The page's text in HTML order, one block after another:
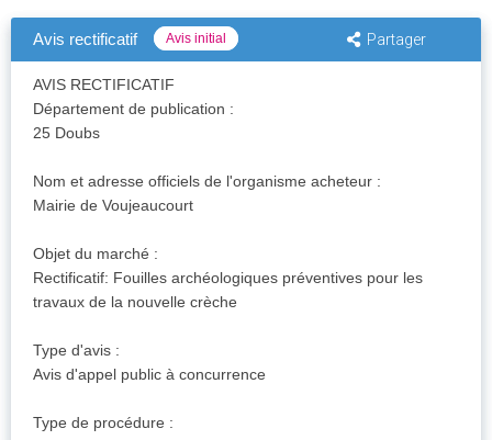
Avis rectificatif Avis initial Partager
AVIS RECTIFICATIF
Département de publication :
25 Doubs
Nom et adresse officiels de l'organisme acheteur :
Mairie de Voujeaucourt
Objet du marché :
Rectificatif: Fouilles archéologiques préventives pour les
travaux de la nouvelle crèche
Type d'avis :
Avis d'appel public à concurrence
Type de procédure :